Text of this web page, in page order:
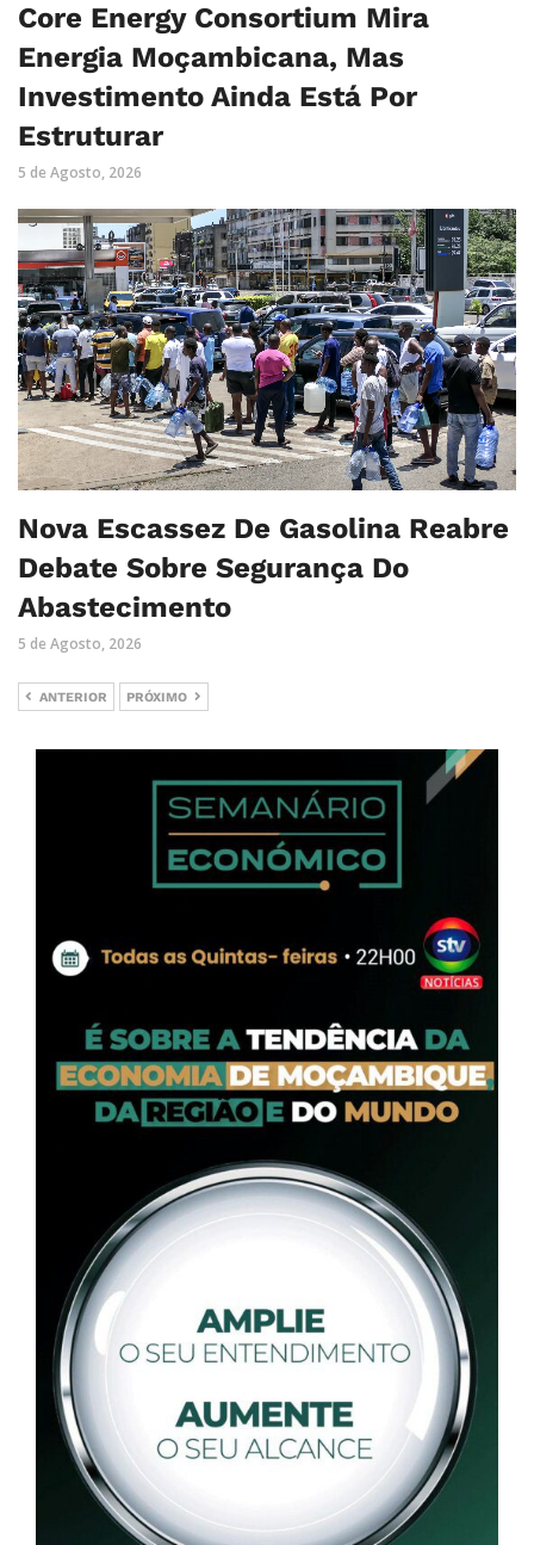
Core Energy Consortium Mira
Energia Moçambicana, Mas
Investimento Ainda Está Por
Estruturar
5 de Agosto, 2026
Nova Escassez De Gasolina Reabre
Debate Sobre Segurança Do
Abastecimento
5 de Agosto, 2026
ANTERIOR PRÓXIMO